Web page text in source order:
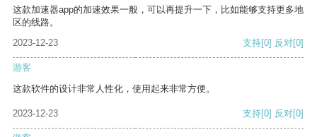
这款加速器app的加速效果一般，可以再提升一下，比如能够支持更多地
区的线路。
2023-12-23
支持[0] 反对[0]
游客
这款软件的设计非常人性化，使用起来非常方便。
2023-12-23 支持[0] 反对[0]